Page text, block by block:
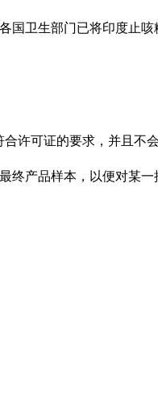
卫生部门已将印度止
许可证的要求，并且不
产品样本，以便对某一